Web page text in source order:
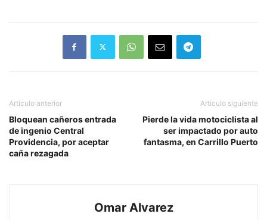
Roja a un hospital, la joven
maestra de 26 años,
Artículo anterior
Bloquean cañeros entrada
de ingenio Central
Providencia, por aceptar
caña rezagada
Artículo siguiente
Pierde la vida motociclista al
ser impactado por auto
fantasma, en Carrillo Puerto
Omar Alvarez